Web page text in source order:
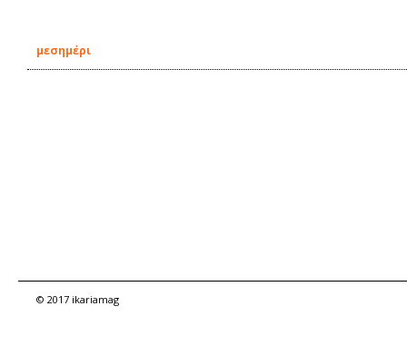
μεσημέρι
© 2017 ikariamag